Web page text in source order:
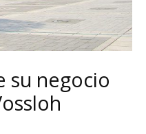
su negocio